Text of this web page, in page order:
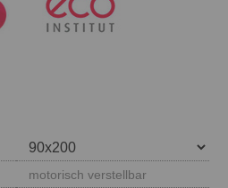
motorisch verstellbar